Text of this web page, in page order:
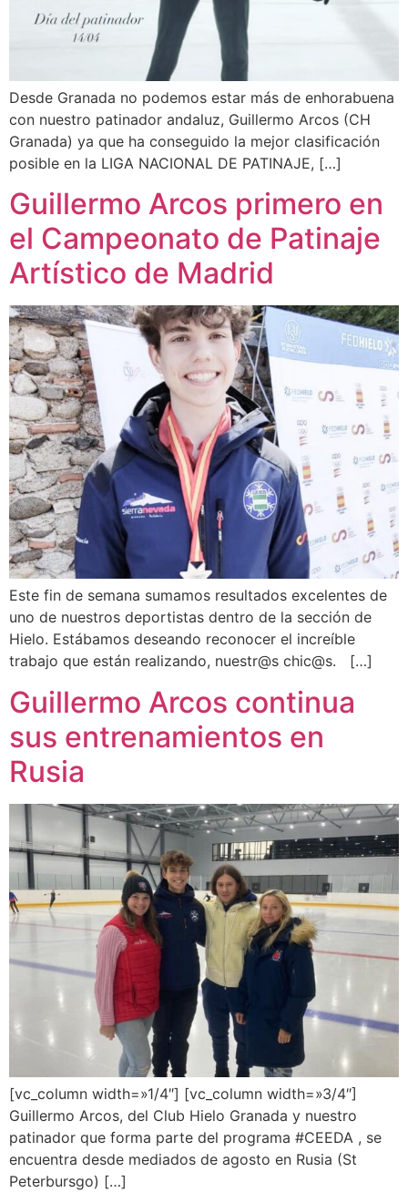
Desde Granada no podemos estar más de enhorabuena
con nuestro patinador andaluz, Guillermo Arcos (CH
Granada) ya que ha conseguido la mejor clasificación
posible en la LIGA NACIONAL DE PATINAJE, […]
Guillermo Arcos primero en
el Campeonato de Patinaje
Artístico de Madrid
Este fin de semana sumamos resultados excelentes de
uno de nuestros deportistas dentro de la sección de
Hielo. Estábamos deseando reconocer el increíble
trabajo que están realizando, nuestr@s chic@s. […]
Guillermo Arcos continua
sus entrenamientos en
Rusia
[vc_column width=»1/4″] [vc_column width=»3/4″]
Guillermo Arcos, del Club Hielo Granada y nuestro
patinador que forma parte del programa #CEEDA , se
encuentra desde mediados de agosto en Rusia (St
Peterbursgo) […]